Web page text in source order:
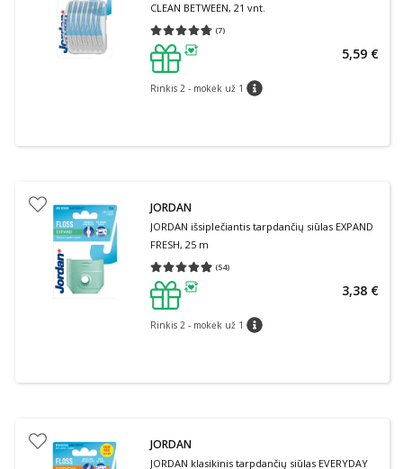
CLEAN BETWEEN, 21 vnt.
(7)
Vidutinis įvertinimas 4.71
patarimas
Rinkis 2 - mokėk už 1 patarimas
5,59 €
JORDAN
JORDAN išsiplečiantis tarpdančių siūlas EXPAND
FRESH, 25 m
(54)
Vidutinis įvertinimas 4.91
patarimas
Rinkis 2 - mokėk už 1 patarimas
3,38 €
JORDAN
JORDAN klasikinis tarpdančių siūlas EVERYDAY